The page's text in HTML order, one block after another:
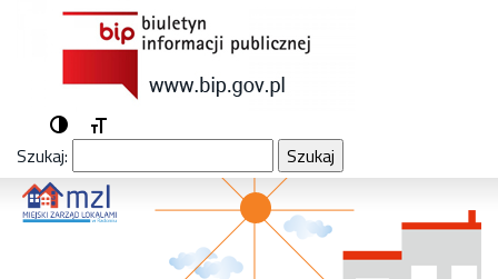
Przełącz wysoki kontrast
Zmień rozmiar czcionek
Szukaj: